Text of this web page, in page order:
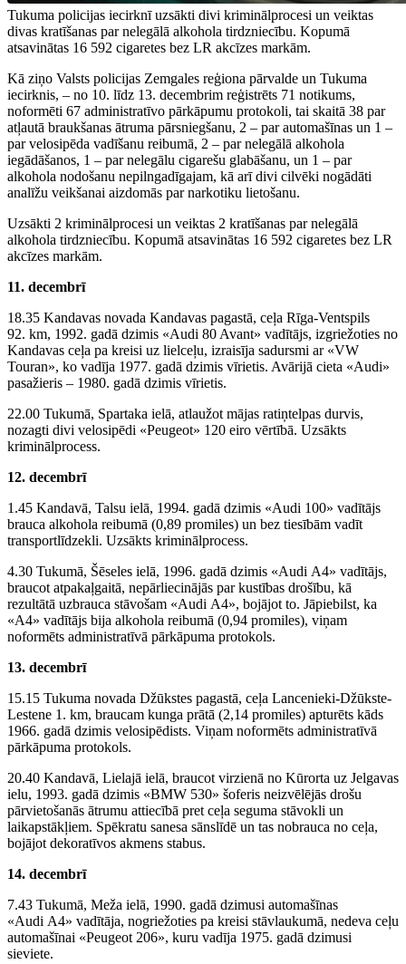
Tukuma policijas iecirknī uzsākti divi kriminālprocesi un veiktas
divas kratīšanas par nelegālā alkohola tirdzniecību. Kopumā
atsavinātas 16 592 cigaretes bez LR akcīzes markām.
Kā ziņo Valsts policijas Zemgales reģiona pārvalde un Tukuma
iecirknis, – no 10. līdz 13. decembrim reģistrēts 71 notikums,
noformēti 67 administratīvo pārkāpumu protokoli, tai skaitā 38 par
atļautā braukšanas ātruma pārsniegšanu, 2 – par automašīnas un 1 –
par velosipēda vadīšanu reibumā, 2 – par nelegālā alkohola
iegādāšanos, 1 – par nelegālu cigarešu glabāšanu, un 1 – par
alkohola nodošanu nepilngadīgajam, kā arī divi cilvēki nogādāti
analīžu veikšanai aizdomās par narkotiku lietošanu.
Uzsākti 2 kriminālprocesi un veiktas 2 kratīšanas par nelegālā
alkohola tirdzniecību. Kopumā atsavinātas 16 592 cigaretes bez LR
akcīzes markām.
11. decembrī
18.35 Kandavas novada Kandavas pagastā, ceļa Rīga-Ventspils
92. km, 1992. gadā dzimis «Audi 80 Avant» vadītājs, izgriežoties no
Kandavas ceļa pa kreisi uz lielceļu, izraisīja sadursmi ar «VW
Touran», ko vadīja 1977. gadā dzimis vīrietis. Avārijā cieta «Audi»
pasažieris – 1980. gadā dzimis vīrietis.
22.00 Tukumā, Spartaka ielā, atlaužot mājas ratiņtelpas durvis,
nozagti divi velosipēdi «Peugeot» 120 eiro vērtībā. Uzsākts
kriminālprocess.
12. decembrī
1.45 Kandavā, Talsu ielā, 1994. gadā dzimis «Audi 100» vadītājs
brauca alkohola reibumā (0,89 promiles) un bez tiesībām vadīt
transportlīdzekli. Uzsākts kriminālprocess.
4.30 Tukumā, Šēseles ielā, 1996. gadā dzimis «Audi A4» vadītājs,
braucot atpakaļgaitā, nepārliecinājās par kustības drošību, kā
rezultātā uzbrauca stāvošam «Audi A4», bojājot to. Jāpiebilst, ka
«A4» vadītājs bija alkohola reibumā (0,94 promiles), viņam
noformēts administratīvā pārkāpuma protokols.
13. decembrī
15.15 Tukuma novada Džūkstes pagastā, ceļa Lancenieki-Džūkste-
Lestene 1. km, braucam kunga prātā (2,14 promiles) apturēts kāds
1966. gadā dzimis velosipēdists. Viņam noformēts administratīvā
pārkāpuma protokols.
20.40 Kandavā, Lielajā ielā, braucot virzienā no Kūrorta uz Jelgavas
ielu, 1993. gadā dzimis «BMW 530» šoferis neizvēlējās drošu
pārvietošanās ātrumu attiecībā pret ceļa seguma stāvokli un
laikapstākļiem. Spēkratu sanesa sānslīdē un tas nobrauca no ceļa,
bojājot dekoratīvos akmens stabus.
14. decembrī
7.43 Tukumā, Meža ielā, 1990. gadā dzimusi automašīnas
«Audi A4» vadītāja, nogriežoties pa kreisi stāvlaukumā, nedeva ceļu
automašīnai «Peugeot 206», kuru vadīja 1975. gadā dzimusi
sieviete.